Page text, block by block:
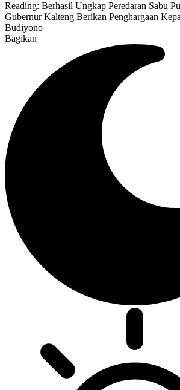
Reading: Berhasil Ungkap Peredaran Sabu
Gubernur Kalteng Berikan Penghargaan
Budiyono
Bagikan